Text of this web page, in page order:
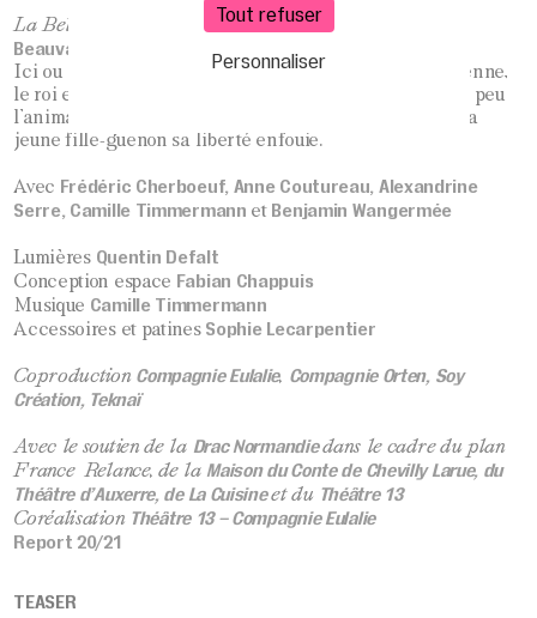
La Belle et la Bête (peau d’humaine) de
Beauvais
Ici ou ailleurs, une princesse née bête. Qu’à cela ne tienne,
le roi et la reine la transformeront en belle. Mais peu à peu
l’animalité interdite se fraye un chemin pour rendre à la
jeune fille-guenon sa liberté enfouie.
Avec Frédéric Cherboeuf, Anne Coutureau, Alexandrine
Serre, Camille Timmermann etBenjamin Wangermée
Lumières Quentin Defalt
Conception espace Fabian Chappuis
Musique Camille Timmermann
Accessoires et patinesSophie Lecarpentier
Coproduction Compagnie Eulalie, Compagnie Orten, Soy
Création, Teknaï
Avec le soutien de la Drac Normandiedans le cadre du plan
France Relance, de la Maison du Conte de Chevilly Larue, du
Théâtre d’Auxerre, de La Cuisineet du Théâtre 13
Coréalisation Théâtre 13 – Compagnie Eulalie
Report 20/21
TEASER
Tout refuser
Personnaliser